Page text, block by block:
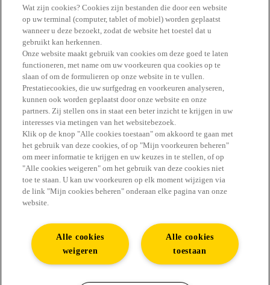
Leerdammer
Spécial Hamburger
#GENIET ERVAN
Vind alle antwoorden in de FAQ
Contact
Sitemap
Impressum
Wat zijn cookies? Cookies zijn bestanden die door een website
op uw terminal (computer, tablet of mobiel) worden geplaatst
wanneer u deze bezoekt, zodat de website het toestel dat u
gebruikt kan herkennen.
Onze website maakt gebruik van cookies om deze goed te laten
functioneren, met name om uw voorkeuren qua cookies op te
slaan of om de formulieren op onze website in te vullen.
Prestatiecookies, die uw surfgedrag en voorkeuren analyseren,
kunnen ook worden geplaatst door onze website en onze
partners. Zij stellen ons in staat een beter inzicht te krijgen in uw
interesses via metingen van het websitebezoek.
Klik op de knop "Alle cookies toestaan" om akkoord te gaan met
het gebruik van deze cookies, of op "Mijn voorkeuren beheren"
om meer informatie te krijgen en uw keuzes in te stellen, of op
"Alle cookies weigeren" om het gebruik van deze cookies niet
toe te staan. U kan uw voorkeuren op elk moment wijzigen via
de link "Mijn cookies beheren" onderaan elke pagina van onze
website.
Alle cookies
toestaan
Alle cookies
weigeren